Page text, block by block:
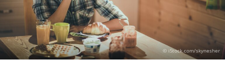
© iStock.com/skynesher